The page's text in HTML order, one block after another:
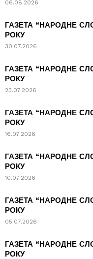
06.08.2026
ГАЗЕТА “НАРОДНЕ
РОКУ
30.07.2026
ГАЗЕТА “НАРОДНЕ
РОКУ
23.07.2026
ГАЗЕТА “НАРОДНЕ
РОКУ
16.07.2026
ГАЗЕТА “НАРОДНЕ
РОКУ
10.07.2026
ГАЗЕТА “НАРОДНЕ
РОКУ
05.07.2026
ГАЗЕТА “НАРОДНЕ
РОКУ